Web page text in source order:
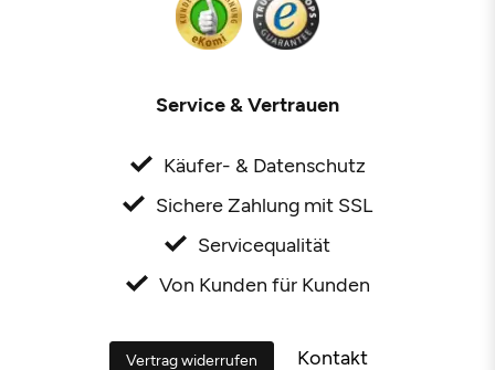
Service & Vertrauen
Käufer- & Datenschutz
Sichere Zahlung mit SSL
Servicequalität
Von Kunden für Kunden
Vertrag widerrufen Kontakt